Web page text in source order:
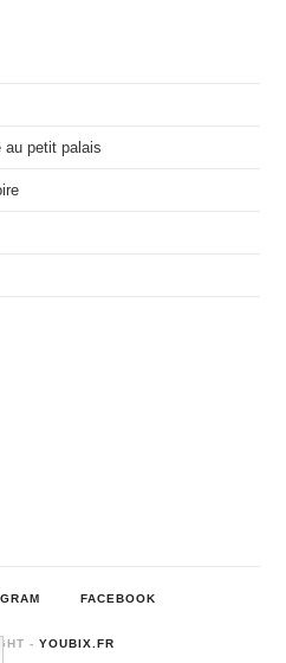
au petit palais
FACEBOOK
- YOUBIX.FR